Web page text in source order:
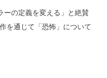
ーの定義を変える」と絶賛
を通じて「恐怖」について